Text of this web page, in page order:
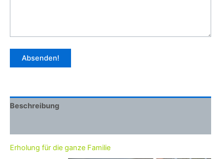
Beschreibung
Erholung für die ganze Familie